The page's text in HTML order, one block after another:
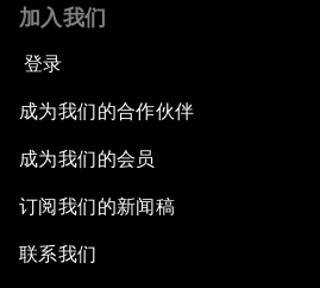
加入我们
登录
成为我们的合作伙伴
成为我们的会员
订阅我们的新闻稿
联系我们